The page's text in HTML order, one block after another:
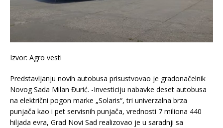
Izvor: Agro vesti
Predstavljanju novih autobusa prisustvovao je gradonačelnik
Novog Sada Milan Đurić. -Investiciju nabavke deset autobusa
na električni pogon marke „Solaris“, tri univerzalna brza
punjača kao i pet servisnih punjača, vrednosti 7 miliona 440
hiljada evra, Grad Novi Sad realizovao je u saradnji sa